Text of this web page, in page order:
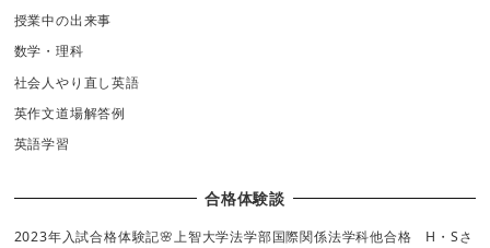
授業中の出来事
数学・理科
社会人やり直し英語
英作文道場解答例
英語学習
合格体験談
2023年入試合格体験記🌸上智大学法学部国際関係法学科他合格 H・Sさ